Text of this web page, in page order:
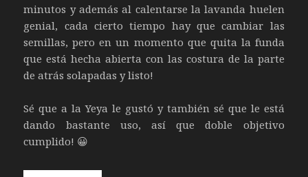
minutos y además al calentarse la lavanda huelen
genial, cada cierto tiempo hay que cambiar las
semillas, pero en un momento que quita la funda
que está hecha abierta con las costura de la parte
de atrás solapadas y listo!
Sé que a la Yeya le gustó y también sé que le está
dando bastante uso, así que doble objetivo
cumplido! 😀